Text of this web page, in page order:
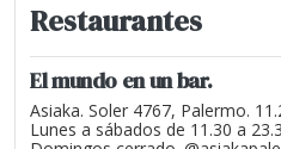
Restaurantes
El mundo en un bar.
Asiaka. Soler 4767, Palermo.
Lunes a sábados de 11.30 a